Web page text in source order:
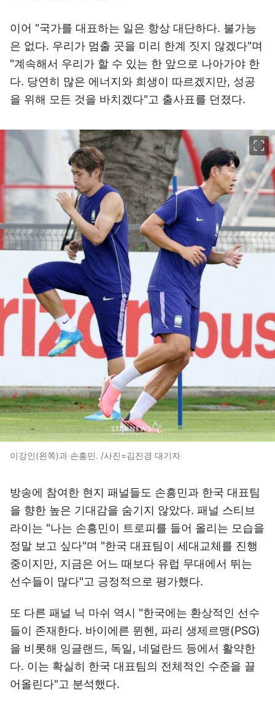
이어 "국가를 대표하는 일은 항상 대단하다. 불가능
은 없다. 우리가 멈출 곳을 미리 한계 짓지 않겠다"며
"계속해서 우리가 할 수 있는 한 앞으로 나아가야 한
다. 당연히 많은 에너지와 희생이 따르겠지만, 성공
을 위해 모든 것을 바치겠다"고 출사표를 던졌다.
이강인(왼쪽)과 손흥민. /사진=김진경 대기자
방송에 참여한 현지 패널들도 손흥민과 한국 대표팀
을 향한 높은 기대감을 숨기지 않았다. 패널 스티브
라이는 "나는 손흥민이 트로피를 들어 올리는 모습을
정말 보고 싶다"며 "한국 대표팀이 세대교체를 진행
중이지만, 지금은 어느 때보다 유럽 무대에서 뛰는
선수들이 많다"고 긍정적으로 평가했다.
또 다른 패널 닉 마쉬 역시 "한국에는 환상적인 선수
들이 존재한다. 바이에른 뮌헨, 파리 생제르맹(PSG)
을 비롯해 잉글랜드, 독일, 네덜란드 등에서 활약한
다. 이는 확실히 한국 대표팀의 전체적인 수준을 끌
어올린다"고 분석했다.